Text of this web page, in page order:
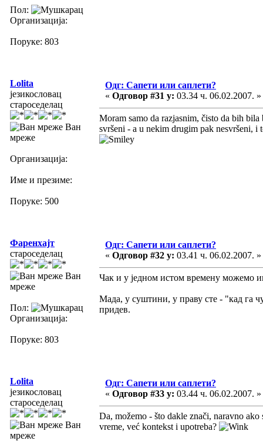
Пол:
Организација:
Поруке: 803
Lolita
језикословац
староседелац
Ван
мреже
Организација:
Име и презиме:
Поруке: 500
Одг: Сапети или саплети?
« Одговор #31 у: 03.34 ч. 06.02.2007. »
Moram samo da razjasnim, čisto da bih
svršeni - a u nekim drugim pak nesvršeni,
Фаренхајт
староседелац
Ван
мреже
Пол:
Организација:
Поруке: 803
Одг: Сапети или саплети?
« Одговор #32 у: 03.41 ч. 06.02.2007. »
Чак и у једном истом времену можемо
Мада, у суштини, у праву сте - "кад га
придев.
Lolita
језикословац
староседелац
Ван
мреже
Одг: Сапети или саплети?
« Одговор #33 у: 03.44 ч. 06.02.2007. »
Da, možemo - što dakle znači, naravno
vreme, već kontekst i upotreba?